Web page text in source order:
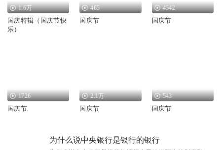
1.6万
国庆特辑（国庆节快
乐）
465
国庆节
4542
国庆节
1726
国庆节
2.1万
国庆节
543
国庆节
为什么说中央银行是银行的银行